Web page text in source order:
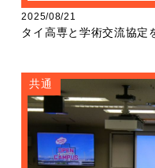
2025/08/21
タイ高専と学術交流協定
共通